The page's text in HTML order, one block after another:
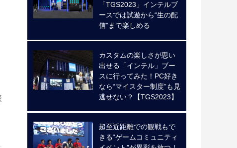
「TGS2023」インテルブ
ースでは試遊から“生の配
信”まで楽しめる
カスタムの楽しさが思い
出せる「インテル」ブー
スに行ってみた！PC好き
なら“マイスター制度”も見
逃せない？【TGS2023】
超至近距離での観戦もで
きる“ゲームコミュニティ